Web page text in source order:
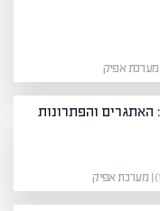
האתגרים והפתרונות